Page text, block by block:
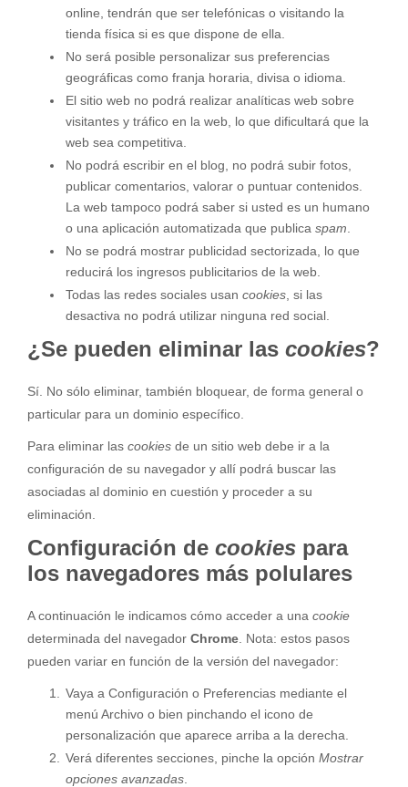
online, tendrán que ser telefónicas o visitando la
tienda física si es que dispone de ella.
No será posible personalizar sus preferencias
geográficas como franja horaria, divisa o idioma.
El sitio web no podrá realizar analíticas web sobre
visitantes y tráfico en la web, lo que dificultará que la
web sea competitiva.
No podrá escribir en el blog, no podrá subir fotos,
publicar comentarios, valorar o puntuar contenidos.
La web tampoco podrá saber si usted es un humano
o una aplicación automatizada que publica spam
No se podrá mostrar publicidad sectorizada, lo que
reducirá los ingresos publicitarios de la web.
Todas las redes sociales usan cookies , si las
desactiva no podrá utilizar ninguna red social.
¿Se pueden eliminar las cookies?
Sí. No sólo eliminar, también bloquear, de forma general o
particular para un dominio específico.
Para eliminar las cookies de un sitio web debe ir a la
configuración de su navegador y allí podrá buscar las
asociadas al dominio en cuestión y proceder a su
eliminación.
Configuración de cookies para
los navegadores más polulares
A continuación le indicamos cómo acceder a una cookie
determinada del navegador Chrome . Nota: estos pasos
pueden variar en función de la versión del navegador:
Vaya a Configuración o Preferencias mediante el
menú Archivo o bien pinchando el icono de
personalización que aparece arriba a la derecha.
Verá diferentes secciones, pinche la opción Mostrar
opciones avanzadas